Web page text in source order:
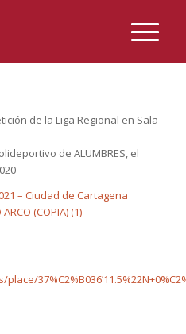
de la Liga Regional en Sala
de ALUMBRES, el
– Ciudad de Cartagena
(COPIA) (1)